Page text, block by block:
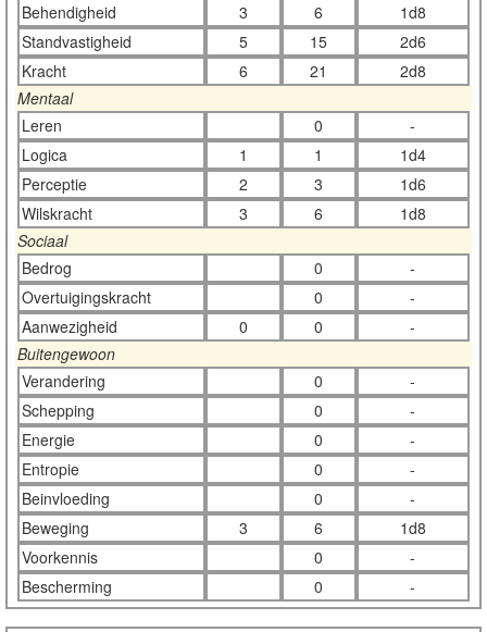
Behendigheid
3 6
1d8
Standvastigheid
5 15
2d6
Kracht
6 21
2d8
Mentaal
Leren
0
-
Logica
1 1
1d4
Perceptie
2 3
1d6
Wilskracht
3 6
1d8
Sociaal
Bedrog
0
-
Overtuigingskracht
0
-
Aanwezigheid
0 0
-
Buitengewoon
Verandering
0
-
Schepping
0
-
Energie
0
-
Entropie
0
-
Beinvloeding
0
-
Beweging
3 6
1d8
Voorkennis
0
-
Bescherming
0 -